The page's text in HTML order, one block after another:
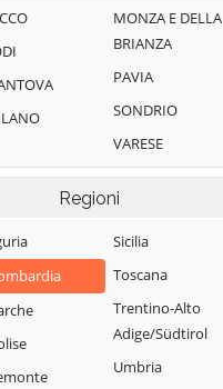
Dovarese
di Po
Cremasco
San Giovanni in
Croce
San Martino del
Scandolara Ripa
Sergnano
Sesto ed Uniti
Solarolo Rainerio
Soncino
MONZA E DELLA
BRIANZA
PAVIA
SONDRIO
VARESE
Regioni
Sicilia
Toscana
Trentino-Alto
Adige/Südtirol
Umbria